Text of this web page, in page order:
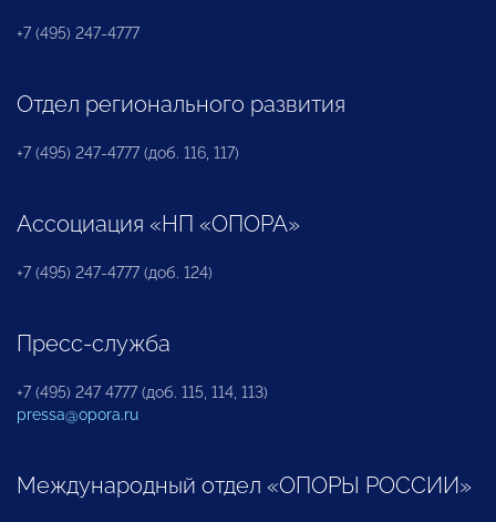
+7 (495) 247-4777
Отдел регионального развития
+7 (495) 247-4777 (доб. 116, 117)
Ассоциация «НП «ОПОРА»
+7 (495) 247-4777 (доб. 124)
Пресс-служба
+7 (495) 247 4777 (доб. 115, 114, 113)
pressa@opora.ru
Международный отдел «ОПОРЫ РОССИИ»